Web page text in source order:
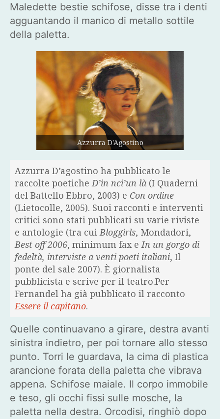
Maledette bestie schifose, disse tra i denti
agguantando il manico di metallo sottile
della paletta.
Azzurra D'Agostino
Azzurra D’agostino ha pubblicato le
raccolte poeticheD’in nci’un là (I Quaderni
del Battello Ebbro, 2003) e Con ordine
(Lietocolle, 2005). Suoi racconti e interventi
critici sono stati pubblicati su varie riviste
e antologie (tra cuiBloggirls, Mondadori,
Best off 2006, minimum fax eIn un gorgo di
fedeltà, interviste a venti poeti italiani, Il
ponte del sale 2007). È giornalista
pubblicista e scrive per il teatro.Per
Fernandel ha già pubblicato il racconto
Essere il capitano.
Quelle continuavano a girare, destra avanti
sinistra indietro, per poi tornare allo stesso
punto. Torri le guardava, la cima di plastica
arancione forata della paletta che vibrava
appena. Schifose maiale. Il corpo immobile
e teso, gli occhi fissi sulle mosche, la
paletta nella destra. Orcodisi, ringhiò dopo